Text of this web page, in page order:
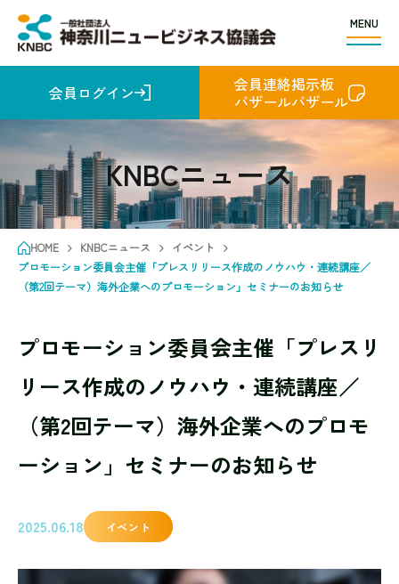
MENU
会員ログイン
会員連絡掲示板
バザールバザール
KNBCニュース
HOME KNBCニュース
イベント
プロモーション委員会主催「プレスリリース作成のノウハウ・連続講座／
（第2回テーマ）海外企業へのプロモーション」セミナーのお知らせ
プロモーション委員会主催「プレスリ
リース作成のノウハウ・連続講座／
（第2回テーマ）海外企業へのプロモ
ーション」セミナーのお知らせ
2025.06.18 イベント